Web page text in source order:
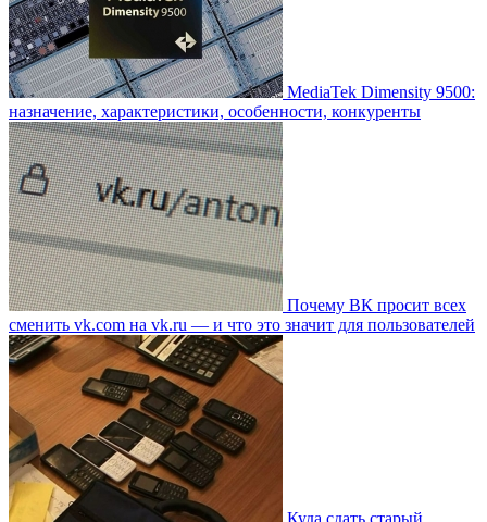
MediaTek Dimensity 9500:
назначение, характеристики, особенности, конкуренты
Почему ВК просит всех
сменить vk.com на vk.ru — и что это значит для пользователей